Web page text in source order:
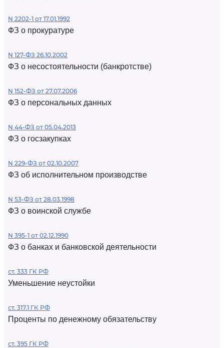
N 2202-1 от 17.01.1992
ФЗ о прокуратуре
N 127-ФЗ 26.10.2002
ФЗ о несостоятельности (банкротстве)
N 152-ФЗ от 27.07.2006
ФЗ о персональных данных
N 44-ФЗ от 05.04.2013
ФЗ о госзакупках
N 229-ФЗ от 02.10.2007
ФЗ об исполнительном производстве
N 53-ФЗ от 28.03.1998
ФЗ о воинской службе
N 395-1 от 02.12.1990
ФЗ о банках и банковской деятельности
ст. 333 ГК РФ
Уменьшение неустойки
ст. 317.1 ГК РФ
Проценты по денежному обязательству
ст. 395 ГК РФ